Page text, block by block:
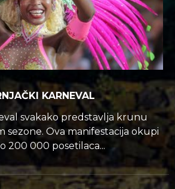
KARNEVAL
svakako predstavlja krunu
sezone. Ova manifestacija okupi
200 000 posetilaca...